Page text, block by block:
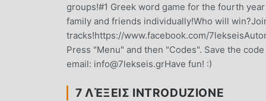
groups!#1 Greek word game for the fourth
family and friends individually!Who will
tracks!https://www.facebook.com/
Press "Menu" and then "Codes". Save the
email: info@7lekseis.grHave fun! :)
7 ΛΈΞΕΙΣ INTRODUZIONE